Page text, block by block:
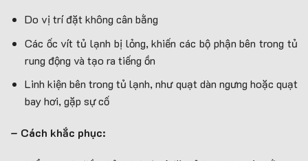
Do vị trí đặt không cân bằng
Các ốc vít tủ lạnh bị lỏng, khiến các bộ phận bên trong tủ
rung động và tạo ra tiếng ồn
Linh kiện bên trong tủ lạnh, như quạt dàn ngưng hoặc quạt
bay hơi, gặp sự cố
– Cách khắc phục: